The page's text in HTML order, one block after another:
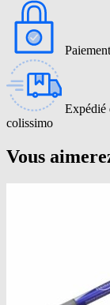
Expédié
colissimo
Vous